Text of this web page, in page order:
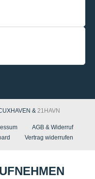
& 21HAVN
AGB & Widerruf
Vertrag widerrufen